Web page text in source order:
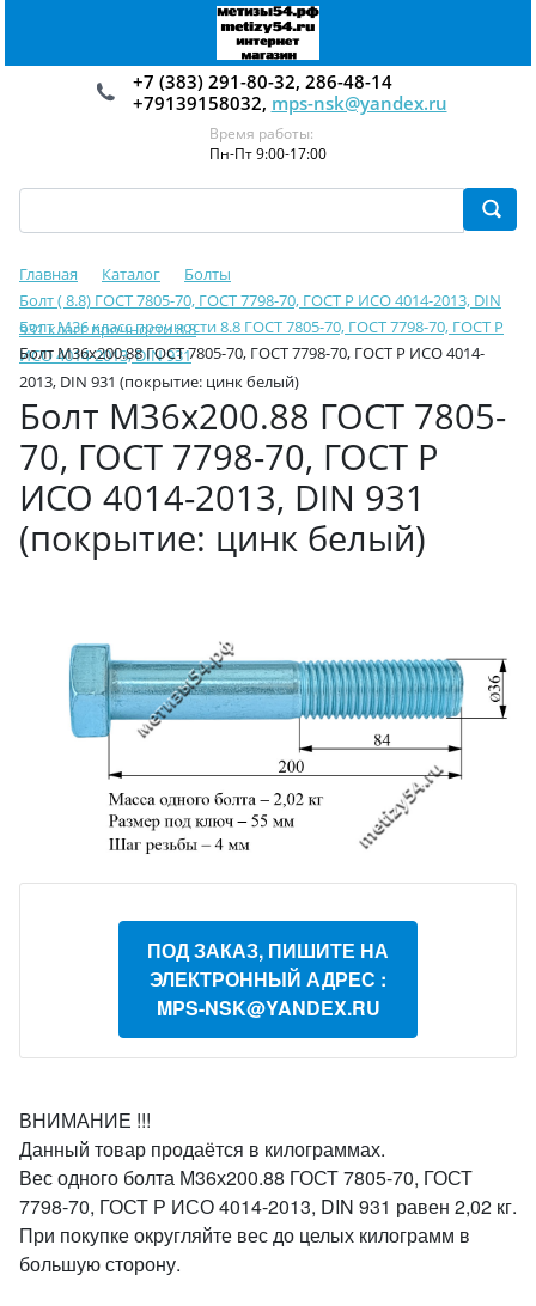
+7 (383) 291-80-32, 286-48-14
+79139158032, mps-nsk@yandex.ru
Время работы:
Пн-Пт 9:00-17:00
Главная Каталог
Болты
Болт ( 8.8) ГОСТ 7805-70, ГОСТ 7798-70, ГОСТ Р ИСО 4014-2013, DIN
931 класс прочности 8.8
Болт М36 класс прочности 8.8 ГОСТ 7805-70, ГОСТ 7798-70, ГОСТ Р
ИСО 4014-2013, DIN 931
Болт М36х200.88 ГОСТ 7805-70, ГОСТ 7798-70, ГОСТ Р ИСО 4014-
2013, DIN 931 (покрытие: цинк белый)
Болт М36х200.88 ГОСТ 7805-
70, ГОСТ 7798-70, ГОСТ Р
ИСО 4014-2013, DIN 931
(покрытие: цинк белый)
ПОД ЗАКАЗ, ПИШИТЕ НА
ЭЛЕКТРОННЫЙ АДРЕС :
MPS-NSK@YANDEX.RU
ВНИМАНИЕ !!!
Данный товар продаётся в килограммах.
Вес одного болта М36х200.88 ГОСТ 7805-70, ГОСТ
7798-70, ГОСТ Р ИСО 4014-2013, DIN 931 равен 2,02 кг.
При покупке округляйте вес до целых килограмм в
большую сторону.